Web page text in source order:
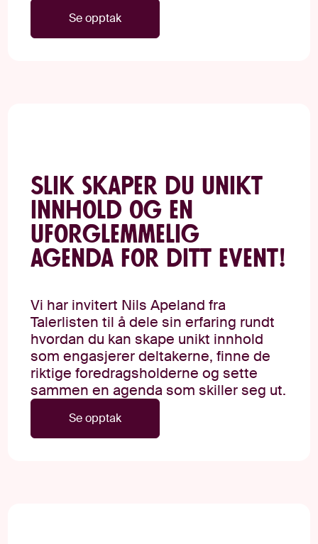
Se opptak
Slik skaper du unikt
innhold og en
uforglemmelig
agenda for ditt event!
Vi har invitert Nils Apeland fra
Talerlisten til å dele sin erfaring rundt
hvordan du kan skape unikt innhold
som engasjerer deltakerne, finne de
riktige foredragsholderne og sette
sammen en agenda som skiller seg ut.
Se opptak